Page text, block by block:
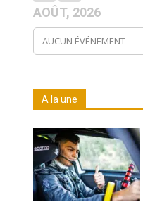
AOÛT, 2026
AUCUN ÉVÉNEMENT
A la une